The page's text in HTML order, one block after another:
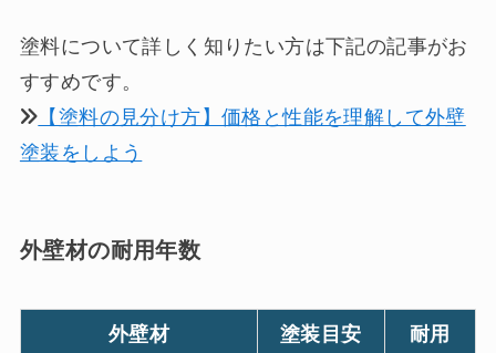
塗料について詳しく知りたい方は下記の記事がお
すすめです。
【塗料の見分け方】価格と性能を理解して外壁
塗装をしよう
外壁材の耐用年数
外壁材 塗装目安
耐用